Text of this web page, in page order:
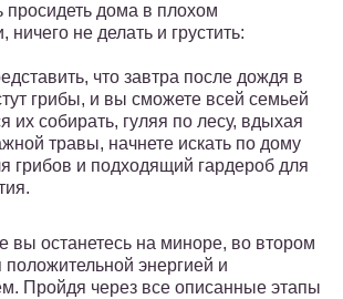
просидеть дома в плохом
ничего не делать и грустить:
что завтра после дождя в
грибы, и вы сможете всей семьей
их собирать, гуляя по лесу, вдыхая
травы, начнете искать по дому
грибов и подходящий гардероб для
вы останетесь на миноре, во втором
положительной энергией и
Пройдя через все описанные этапы